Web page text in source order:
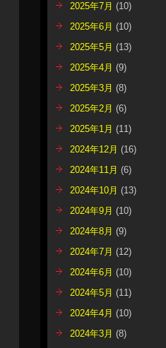
2025年7月 (10)
2025年6月 (10)
2025年5月 (13)
2025年4月 (9)
2025年3月 (8)
2025年2月 (6)
2025年1月 (11)
2024年12月 (16)
2024年11月 (6)
2024年10月 (13)
2024年9月 (10)
2024年8月 (9)
2024年7月 (12)
2024年6月 (10)
2024年5月 (11)
2024年4月 (10)
2024年3月 (8)